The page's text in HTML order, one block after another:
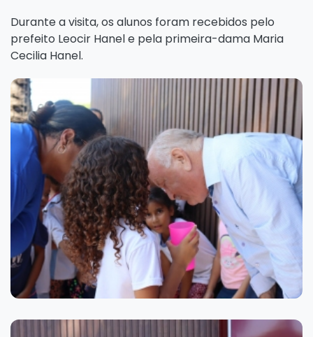
Durante a visita, os alunos foram recebidos pelo
prefeito Leocir Hanel e pela primeira-dama Maria
Cecilia Hanel.